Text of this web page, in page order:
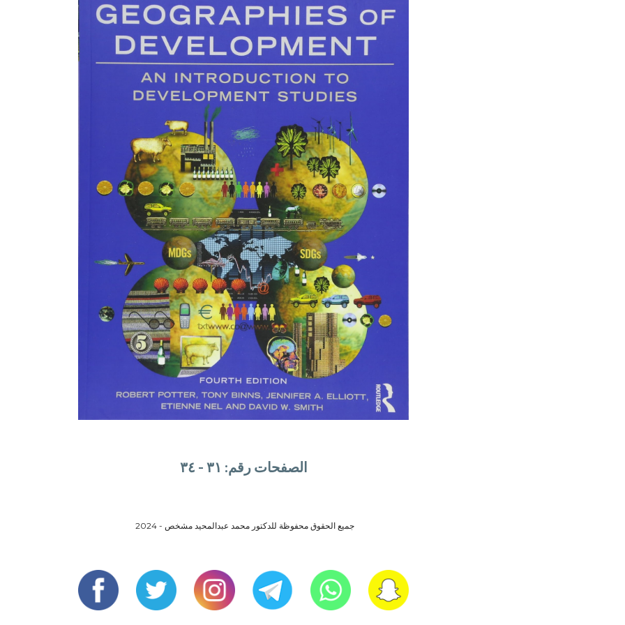
الصفحات رقم: ٣١ - ٣٤
جميع الحقوق محفوظة للدكتور محمد عبدالمحيد مشخص - 2024